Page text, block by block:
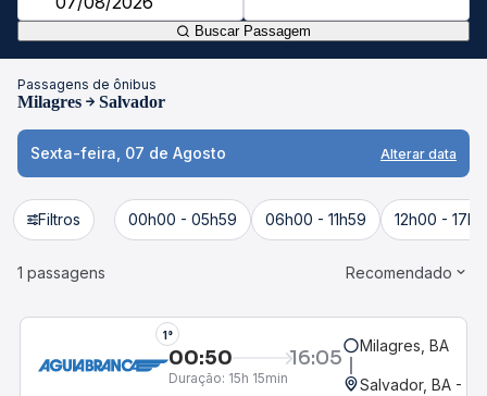
Buscar Passagem
Passagens de ônibus
Milagres Salvador
Sexta-feira, 07 de Agosto Alterar data
Filtros 00h00 - 05h59 06h00 - 11h59 12h00 -
1 passagens Recomendado
1°
00:50 16:05
Duração: 15h 15min
Milagres, BA
Salvador, BA -